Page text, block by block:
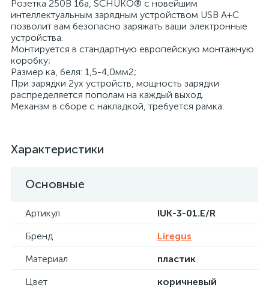
Розетка 250В 16а, SCHUKO® с новейшим
интеллектуальным зарядным устройством USB A+C
позволит вам безопасно заряжать ваши электронные
устройства.
Монтируется в стандартную европейскую монтажную
коробку;
Размер ка, беля: 1,5-4,0мм2;
При зарядки 2ух устройств, мощность зарядки
распределяется пополам на каждый выход.
Механзм в сборе с накладкой, требуется рамка.
Характеристики
Основные
Артикул
IUK-3-01.E/R
Бренд
Liregus
Материал
пластик
Цвет
коричневый